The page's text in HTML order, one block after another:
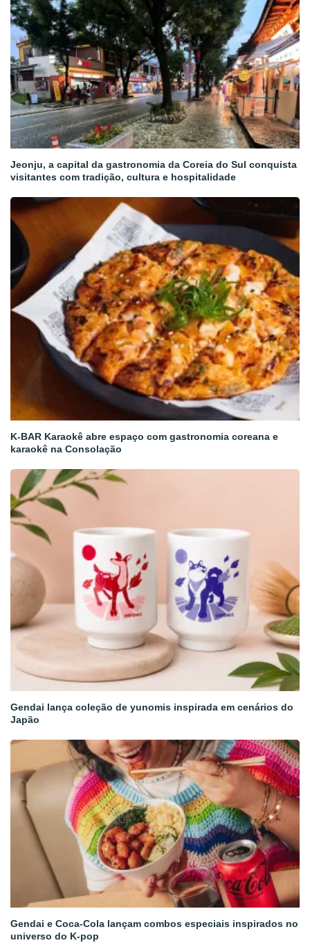
Jeonju, a capital da gastronomia da Coreia do Sul conquista
visitantes com tradição, cultura e hospitalidade
K-BAR Karaokê abre espaço com gastronomia coreana e
karaokê na Consolação
Gendai lança coleção de yunomis inspirada em cenários do
Japão
Gendai e Coca-Cola lançam combos especiais inspirados no
universo do K-pop